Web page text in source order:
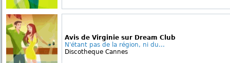
Avis de Virginie sur Dream Club
N'étant pas de la région, ni du...
Discotheque Cannes